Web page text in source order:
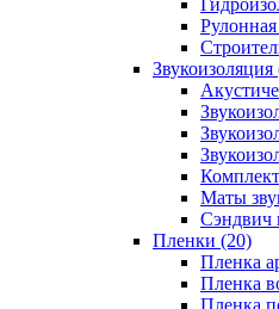
Звукоизоляция
Маты
Сэндвич
Пленки (20)
Пленка
Пленка
Пленка